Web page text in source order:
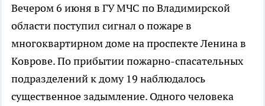
Вечером 6 июня в ГУ МЧС по Владимирской
области поступил сигнал о пожаре в
многоквартирном доме на проспекте Ленина в
Коврове. По прибытии пожарно-спасательных
подразделений к дому 19 наблюдалось
существенное задымление. Одного человека